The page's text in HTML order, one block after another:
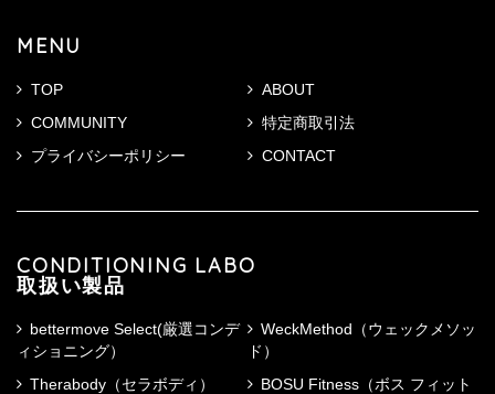
MENU
TOP
ABOUT
COMMUNITY
特定商取引法
プライバシーポリシー
CONTACT
CONDITIONING LABO
取扱い製品
bettermove Select(厳選コンデ
ィショニング）
WeckMethod（ウェックメソッ
ド）
Therabody（セラボディ）
BOSU Fitness（ボス フィット